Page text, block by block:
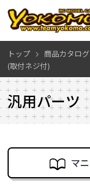
トップ 商品カタログ
(取付ネジ付)
汎用パーツ
マ